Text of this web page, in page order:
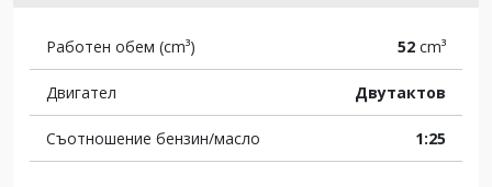
Работен обем (cm³) 52 cm³
Двигател Двутактов
Съотношение бензин/масло 1:25